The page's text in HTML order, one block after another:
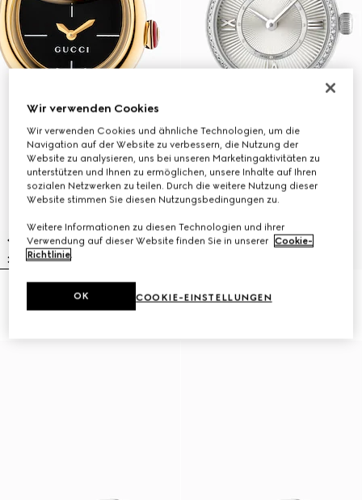
Gucci Horsebit Uhr, 27x23 mm
769 500 Ft
Model 2000 Uhr, 24 mm
Wir verwenden Cookies
Wir verwenden Cookies und ähnliche Technologien, um die
Navigation auf der Website zu verbessern, die Nutzung der
Website zu analysieren, uns bei unseren Marketingaktivitäten zu
unterstützen und Ihnen zu ermöglichen, unsere Inhalte auf Ihren
sozialen Netzwerken zu teilen. Durch die weitere Nutzung dieser
Website stimmen Sie diesen Nutzungsbedingungen zu.
Weitere Informationen zu diesen Technologien und ihrer
Verwendung auf dieser Website finden Sie in unserer Cookie-
Richtlinie.
COOKIE-EINSTELLUNGEN
OK